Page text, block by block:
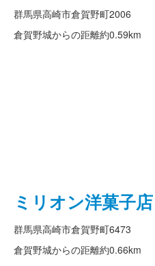
群馬県高崎市倉賀野町2006
倉賀野城からの距離約0.59km
ミリオン洋菓子店
群馬県高崎市倉賀野町6473
倉賀野城からの距離約0.66km